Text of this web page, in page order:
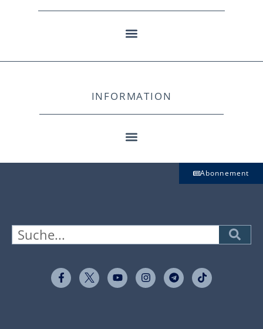
INFORMATION
Abonnement